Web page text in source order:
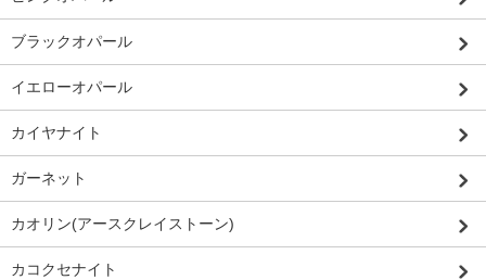
ブラックオパール
イエローオパール
カイヤナイト
ガーネット
カオリン(アースクレイストーン)
カコクセナイト